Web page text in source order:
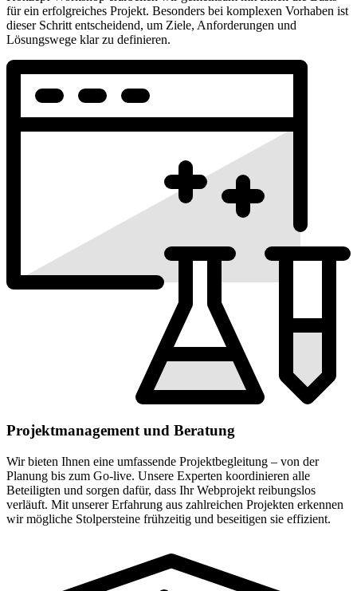
für ein erfolgreiches Projekt. Besonders bei komplexen Vorhaben ist
dieser Schritt entscheidend, um Ziele, Anforderungen und
Lösungswege klar zu definieren.
Projektmanagement und Beratung
Wir bieten Ihnen eine umfassende Projektbegleitung – von der
Planung bis zum Go-live. Unsere Experten koordinieren alle
Beteiligten und sorgen dafür, dass Ihr Webprojekt reibungslos
verläuft. Mit unserer Erfahrung aus zahlreichen Projekten erkennen
wir mögliche Stolpersteine frühzeitig und beseitigen sie effizient.